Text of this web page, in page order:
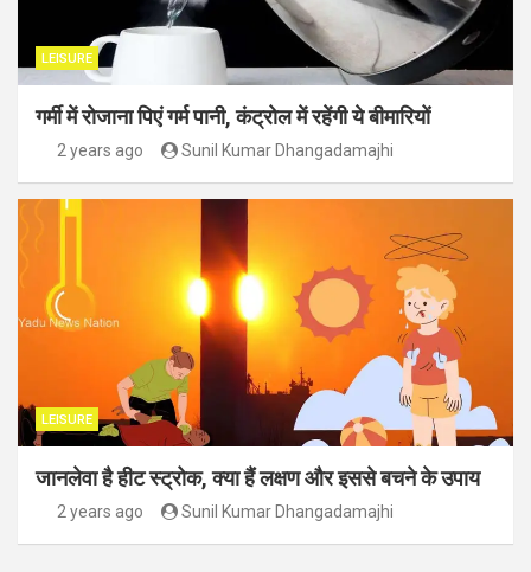
LEISURE
गर्मी में रोजाना पिएं गर्म पानी, कंट्रोल में रहेंगी ये बीमारियों
2 years ago Sunil Kumar Dhangadamajhi
LEISURE
जानलेवा है हीट स्ट्रोक, क्या हैं लक्षण और इससे बचने के उपाय
2 years ago Sunil Kumar Dhangadamajhi